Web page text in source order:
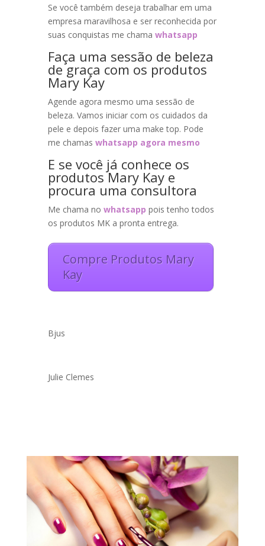
Se você também deseja trabalhar em uma
empresa maravilhosa e ser reconhecida por
suas conquistas me chama whatsapp
Faça uma sessão de beleza
de graça com os produtos
Mary Kay
Agende agora mesmo uma sessão de
beleza. Vamos iniciar com os cuidados da
pele e depois fazer uma make top. Pode
me chamas whatsapp agora mesmo
E se você já conhece os
produtos Mary Kay e
procura uma consultora
Me chama no whatsapp pois tenho todos
os produtos MK a pronta entrega.
Compre Produtos Mary
Kay
Bjus
Julie Clemes